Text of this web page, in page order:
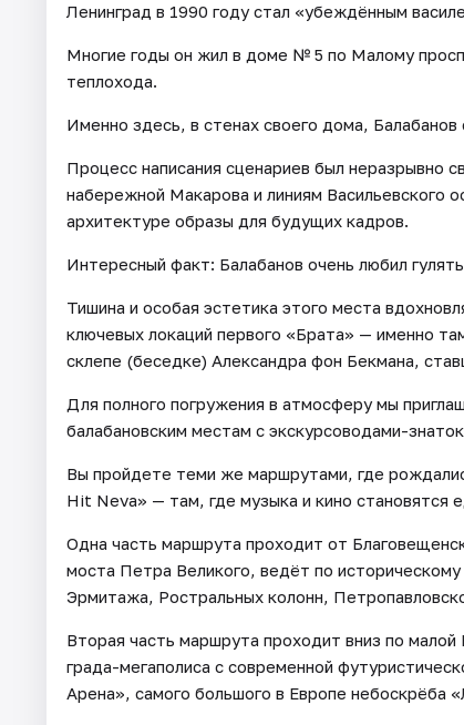
Ленинград в 1990 году стал «убеждённым
Многие годы он жил в доме № 5 по Малому
теплохода.
Именно здесь, в стенах своего дома,
Процесс написания сценариев был неразрывно
набережной Макарова и линиям Васильевского
архитектуре образы для будущих кадров.
Интересный факт: Балабанов очень любил
Тишина и особая эстетика этого места
ключевых локаций первого «Брата» — именно
склепе (беседке) Александра фон Бекмана,
Для полного погружения в атмосферу мы
балабановским местам с экскурсоводами-
Вы пройдете теми же маршрутами, где
Hit Neva» — там, где музыка и кино
Одна часть маршрута проходит от
моста Петра Великого, ведёт по
Эрмитажа, Ростральных колонн,
Вторая часть маршрута проходит вниз по
града-мегаполиса с современной
Арена», самого большого в Европе небоскрёба